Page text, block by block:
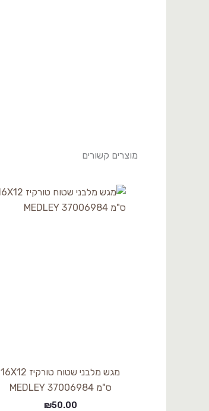
מוצרים קשורים
מגש מלבני שטוח טורקיז 16X12
ס"מ 37006984 MEDLEY
₪50.00